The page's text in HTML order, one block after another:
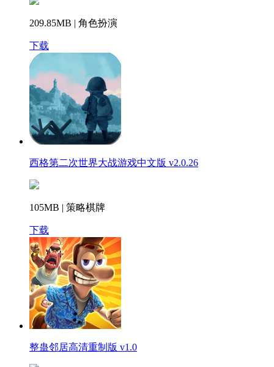
209.85MB | 角色扮演
下载
西格第二次世界大战游戏中文版 v2.0.26
105MB | 策略棋牌
下载
整蛊邻居高清重制版 v1.0